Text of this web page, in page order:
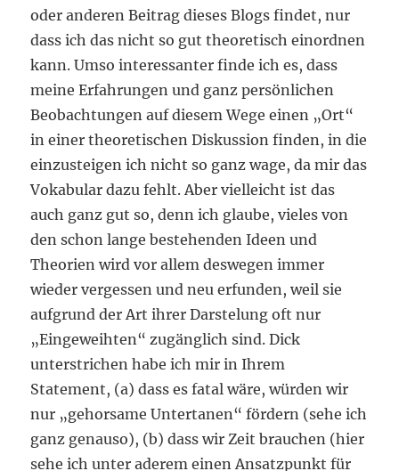
oder anderen Beitrag dieses Blogs findet, nur
dass ich das nicht so gut theoretisch einordnen
kann. Umso interessanter finde ich es, dass
meine Erfahrungen und ganz persönlichen
Beobachtungen auf diesem Wege einen „Ort“
in einer theoretischen Diskussion finden, in die
einzusteigen ich nicht so ganz wage, da mir das
Vokabular dazu fehlt. Aber vielleicht ist das
auch ganz gut so, denn ich glaube, vieles von
den schon lange bestehenden Ideen und
Theorien wird vor allem deswegen immer
wieder vergessen und neu erfunden, weil sie
aufgrund der Art ihrer Darstelung oft nur
„Eingeweihten“ zugänglich sind. Dick
unterstrichen habe ich mir in Ihrem
Statement, (a) dass es fatal wäre, würden wir
nur „gehorsame Untertanen“ fördern (sehe ich
ganz genauso), (b) dass wir Zeit brauchen (hier
sehe ich unter aderem einen Ansatzpunkt für